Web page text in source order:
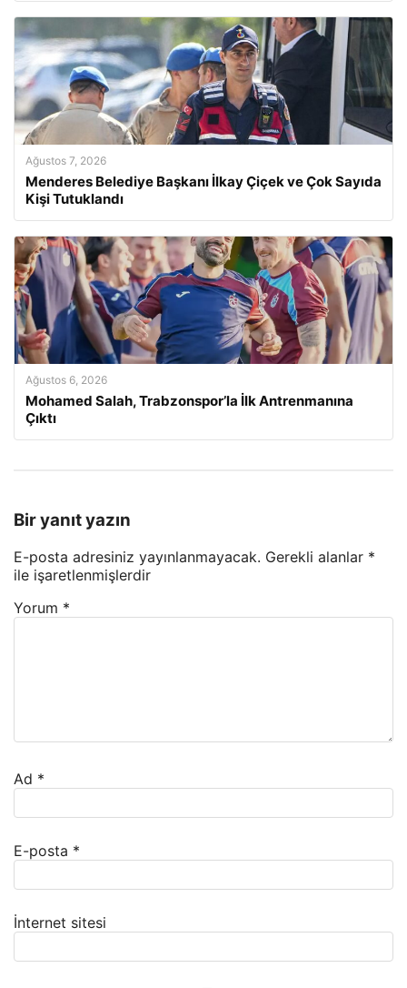
Ağustos 7, 2026
Menderes Belediye Başkanı İlkay Çiçek ve Çok Sayıda
Kişi Tutuklandı
Ağustos 6, 2026
Mohamed Salah, Trabzonspor’la İlk Antrenmanına
Çıktı
Bir yanıt yazın
E-posta adresiniz yayınlanmayacak. Gerekli alanlar *
ile işaretlenmişlerdir
Yorum *
Ad *
E-posta *
İnternet sitesi